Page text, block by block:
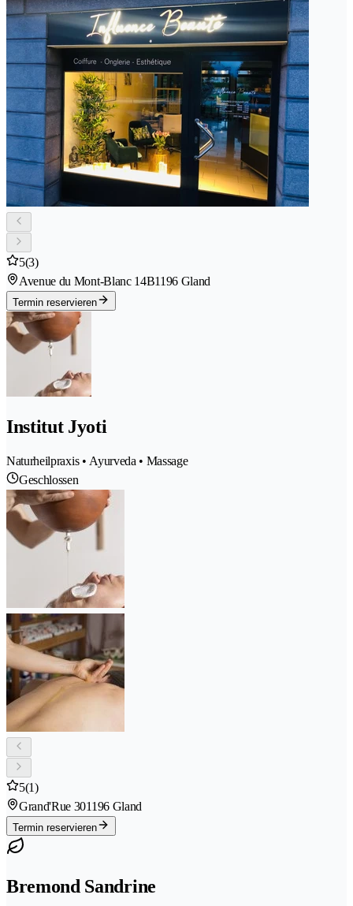
5(3)
Avenue du Mont-Blanc 14B1196 Gland
Termin reservieren
Institut Jyoti
Naturheilpraxis • Ayurveda • Massage
Geschlossen
5(1)
Grand'Rue 301196 Gland
Termin reservieren
Bremond Sandrine